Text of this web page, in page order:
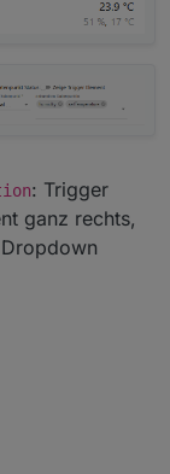
: Trigger
ganz rechts,